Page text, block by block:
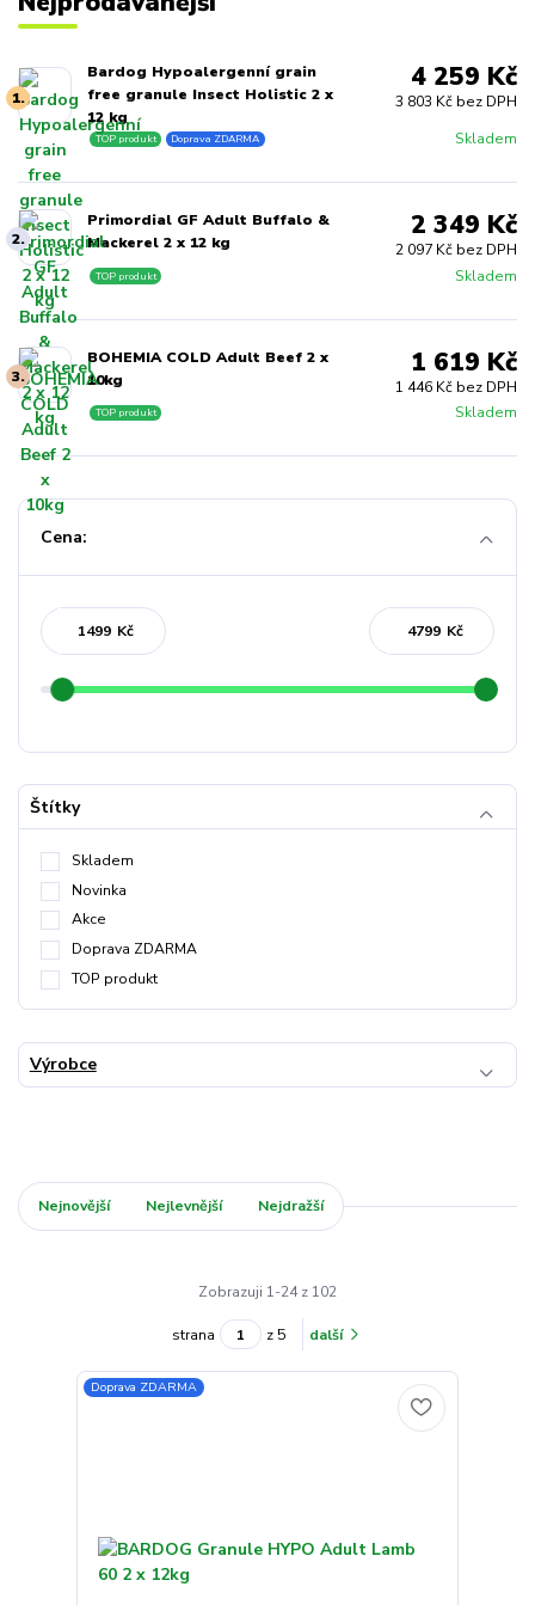
1.
Bardog Hypoalergenní grain
free granule Insect Holistic 2 x
12 kg
Skladem
TOP produkt Doprava ZDARMA
4 259 Kč
3 803 Kč bez DPH
2.
Primordial GF Adult Buffalo &
Mackerel 2 x 12 kg
Skladem
TOP produkt
2 349 Kč
2 097 Kč bez DPH
3.
BOHEMIA COLD Adult Beef 2 x
10kg
Skladem
TOP produkt
1 619 Kč
1 446 Kč bez DPH
Cena:
Kč Kč
Štítky
Skladem
Novinka
Akce
Doprava ZDARMA
TOP produkt
Výrobce
Nejnovější Nejlevnější Nejdražší
Zobrazuji 1-24 z 102
strana z 5 další
Doprava ZDARMA